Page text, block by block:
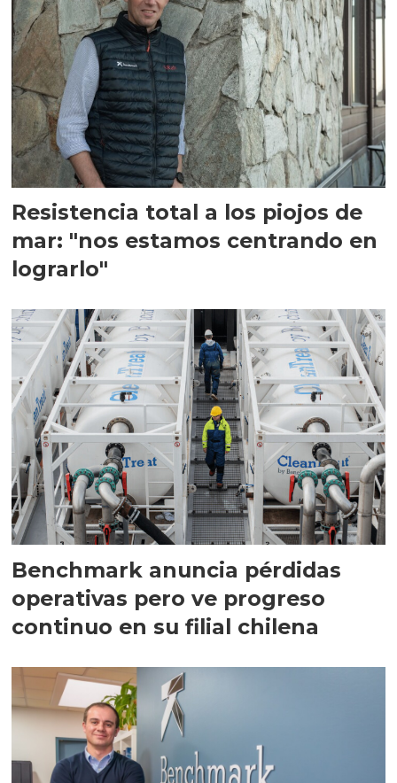
Resistencia total a los piojos de
mar: "nos estamos centrando en
lograrlo"
Benchmark anuncia pérdidas
operativas pero ve progreso
continuo en su filial chilena